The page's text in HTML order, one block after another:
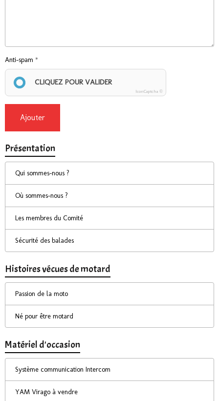
Anti-spam
CLIQUEZ POUR VALIDER
IconCaptcha ©
Ajouter
Présentation
Qui sommes-nous ?
Où sommes-nous ?
Les membres du Comité
Sécurité des balades
Histoires vécues de motard
Passion de la moto
Né pour être motard
Matériel d'occasion
Système communication Intercom
YAM Virago à vendre